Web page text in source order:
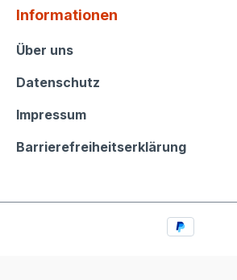
Informationen
Informationen
Über uns
Datenschutz
Impressum
Barrierefreiheitserklärung